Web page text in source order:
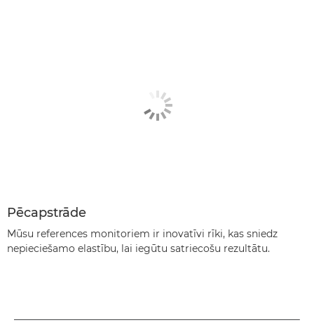
Pēcapstrāde
Mūsu references monitoriem ir inovatīvi rīki, kas sniedz
nepieciešamo elastību, lai iegūtu satriecošu rezultātu.